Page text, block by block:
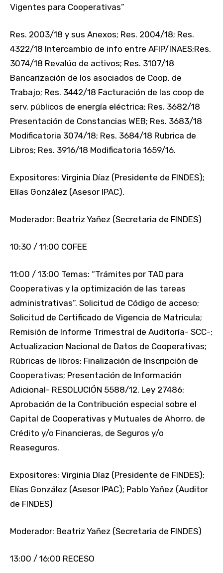
Vigentes para Cooperativas”
Res. 2003/18 y sus Anexos; Res. 2004/18; Res.
4322/18 Intercambio de info entre AFIP/INAES;Res.
3074/18 Revalúo de activos; Res. 3107/18
Bancarización de los asociados de Coop. de
Trabajo; Res. 3442/18 Facturación de las coop de
serv. públicos de energía eléctrica; Res. 3682/18
Presentación de Constancias WEB; Res. 3683/18
Modificatoria 3074/18; Res. 3684/18 Rubrica de
Libros; Res. 3916/18 Modificatoria 1659/16.
Expositores: Virginia Díaz (Presidente de FINDES);
Elías González (Asesor IPAC).
Moderador: Beatriz Yañez (Secretaria de FINDES)
10:30 / 11:00 COFEE
11:00 / 13:00 Temas: “Trámites por TAD para
Cooperativas y la optimización de las tareas
administrativas”. Solicitud de Código de acceso;
Solicitud de Certificado de Vigencia de Matricula;
Remisión de Informe Trimestral de Auditoría- SCC-;
Actualizacion Nacional de Datos de Cooperativas;
Rúbricas de libros; Finalización de Inscripción de
Cooperativas; Presentación de Información
Adicional- RESOLUCIÓN 5588/12. Ley 27486:
Aprobación de la Contribución especial sobre el
Capital de Cooperativas y Mutuales de Ahorro, de
Crédito y/o Financieras, de Seguros y/o
Reaseguros.
Expositores: Virginia Díaz (Presidente de FINDES);
Elías González (Asesor IPAC); Pablo Yañez (Auditor
de FINDES)
Moderador: Beatriz Yañez (Secretaria de FINDES)
13:00 / 16:00 RECESO